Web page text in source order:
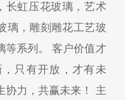
长虹压花玻璃，艺术
璃，雕刻雕花工艺玻
等系列。 客户价值才
只有开放，才有未
协力，共赢未来！ 主